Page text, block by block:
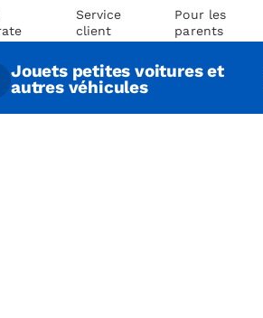
Service
client
Pour les
parents
Jouets petites voitures et
autres véhicules